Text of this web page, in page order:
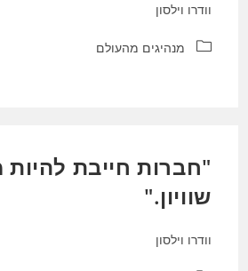
וודרו וילסון
קטגוריה:מנהיגים מהעולם
"חברות חייבת
שוויון."
וודרו וילסון